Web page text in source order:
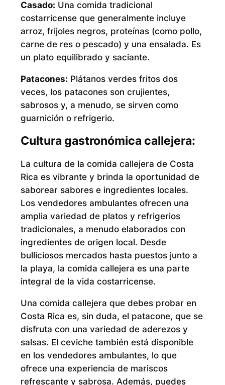
Casado: Una comida tradicional
costarricense que generalmente incluye
arroz, frijoles negros, proteínas (como pollo,
carne de res o pescado) y una ensalada. Es
un plato equilibrado y saciante.
Patacones: Plátanos verdes fritos dos
veces, los patacones son crujientes,
sabrosos y, a menudo, se sirven como
guarnición o refrigerio.
Cultura gastronómica callejera:
La cultura de la comida callejera de Costa
Rica es vibrante y brinda la oportunidad de
saborear sabores e ingredientes locales.
Los vendedores ambulantes ofrecen una
amplia variedad de platos y refrigerios
tradicionales, a menudo elaborados con
ingredientes de origen local. Desde
bulliciosos mercados hasta puestos junto a
la playa, la comida callejera es una parte
integral de la vida costarricense.
Una comida callejera que debes probar en
Costa Rica es, sin duda, el patacone, que se
disfruta con una variedad de aderezos y
salsas. El ceviche también está disponible
en los vendedores ambulantes, lo que
ofrece una experiencia de mariscos
refrescante y sabrosa. Además, puedes